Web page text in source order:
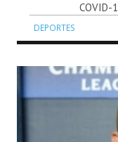
COVID-
DEPORTES